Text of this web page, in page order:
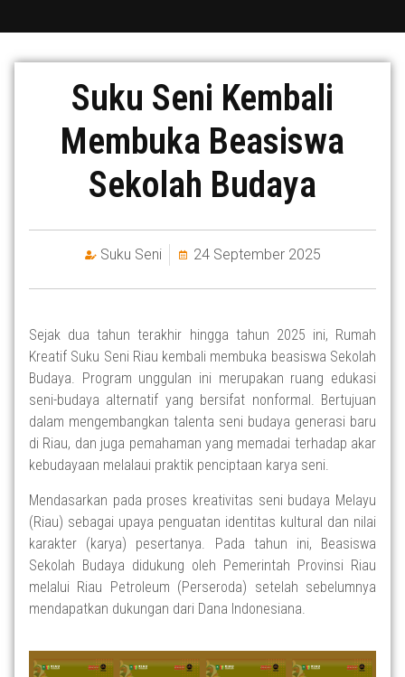
Suku Seni Kembali
Membuka Beasiswa
Sekolah Budaya
Suku Seni 24 September 2025
Sejak dua tahun terakhir hingga tahun 2025 ini, Rumah
Kreatif Suku Seni Riau kembali membuka beasiswa Sekolah
Budaya. Program unggulan ini merupakan ruang edukasi
seni-budaya alternatif yang bersifat nonformal. Bertujuan
dalam mengembangkan talenta seni budaya generasi baru
di Riau, dan juga pemahaman yang memadai terhadap akar
kebudayaan melalaui praktik penciptaan karya seni.
Mendasarkan pada proses kreativitas seni budaya Melayu
(Riau) sebagai upaya penguatan identitas kultural dan nilai
karakter (karya) pesertanya. Pada tahun ini, Beasiswa
Sekolah Budaya didukung oleh Pemerintah Provinsi Riau
melalui Riau Petroleum (Perseroda) setelah sebelumnya
mendapatkan dukungan dari Dana Indonesiana.